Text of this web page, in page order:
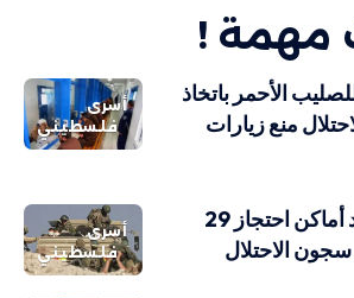
مهمة !
أسرى
فلسطيني
الأحمر باتخاذ
منع زيارات
أسرى
فلسطيني
هيئة الأسرى: تحديد أماكن احتجاز 29
الاحتلال